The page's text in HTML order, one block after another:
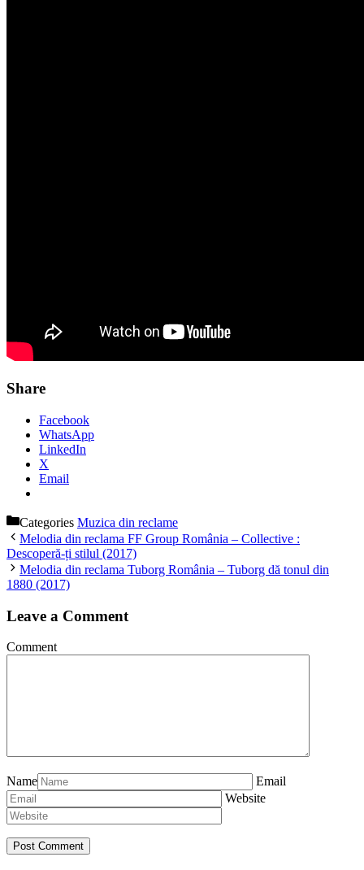
Share
Facebook
WhatsApp
LinkedIn
X
Email
Categories Muzica din reclame
Melodia din reclama FF Group România – Collective :
Descoperă-ți stilul (2017)
Melodia din reclama Tuborg România – Tuborg dă tonul din
1880 (2017)
Leave a Comment
Comment
Name
Email
Website